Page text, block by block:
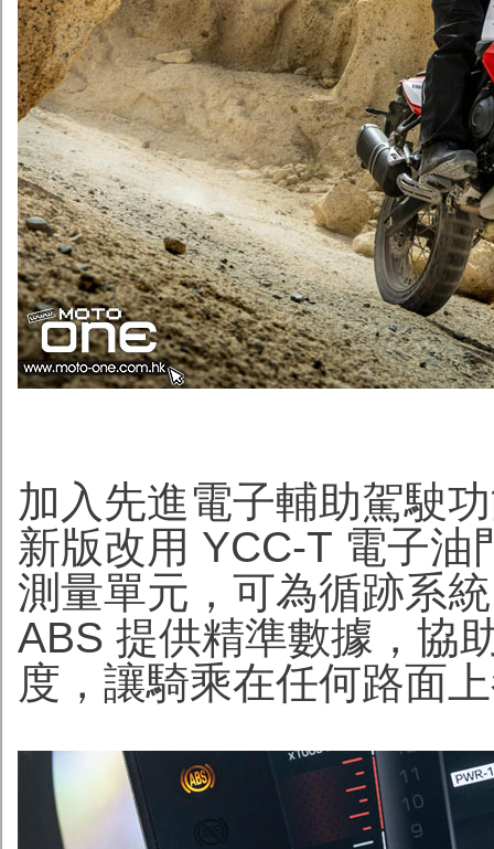
加入先進電子輔助駕駛
新版改用 YCC-T 電子
測量單元，可為循跡系
ABS 提供精準數據，協
度，讓騎乘在任何路面